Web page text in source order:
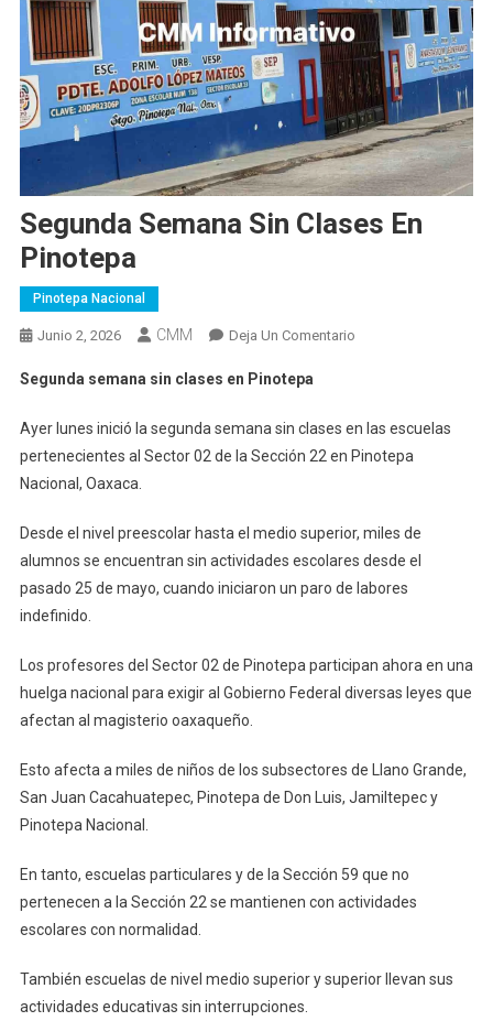
Segunda Semana Sin Clases En
Pinotepa
Pinotepa Nacional
Junio 2, 2026 CMM Deja Un ComentarioEn
Clases
En
Segunda semana sin clases en Pinotepa
Ayer lunes inició la segunda semana sin clases en las escuelas
pertenecientes al Sector 02 de la Sección 22 en Pinotepa
Nacional, Oaxaca.
Desde el nivel preescolar hasta el medio superior, miles de
alumnos se encuentran sin actividades escolares desde el
pasado 25 de mayo, cuando iniciaron un paro de labores
indefinido.
Los profesores del Sector 02 de Pinotepa participan ahora en una
huelga nacional para exigir al Gobierno Federal diversas leyes que
afectan al magisterio oaxaqueño.
Esto afecta a miles de niños de los subsectores de Llano Grande,
San Juan Cacahuatepec, Pinotepa de Don Luis, Jamiltepec y
Pinotepa Nacional.
En tanto, escuelas particulares y de la Sección 59 que no
pertenecen a la Sección 22 se mantienen con actividades
escolares con normalidad.
También escuelas de nivel medio superior y superior llevan sus
actividades educativas sin interrupciones.